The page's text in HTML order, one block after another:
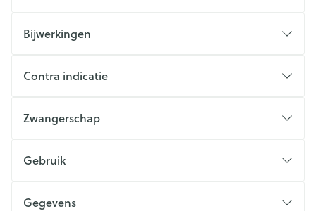
Bijwerkingen
Contra indicatie
Zwangerschap
Gebruik
Gegevens